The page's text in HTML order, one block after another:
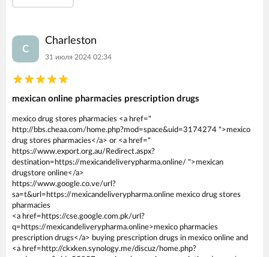
C
Charleston
31 июля 2024 02:34
mexican online pharmacies prescription drugs
mexico drug stores pharmacies <a href="
http://bbs.cheaa.com/home.php?mod=space&uid=3174274 ">mexico
drug stores pharmacies</a> or <a href="
https://www.export.org.au/Redirect.aspx?
destination=https://mexicandeliverypharma.online/ ">mexican
drugstore online</a>
https://www.google.co.ve/url?
sa=t&url=https://mexicandeliverypharma.online mexico drug stores
pharmacies
<a href=https://cse.google.com.pk/url?
q=https://mexicandeliverypharma.online>mexico pharmacies
prescription drugs</a> buying prescription drugs in mexico online and
<a href=http://ckxken.synology.me/discuz/home.php?